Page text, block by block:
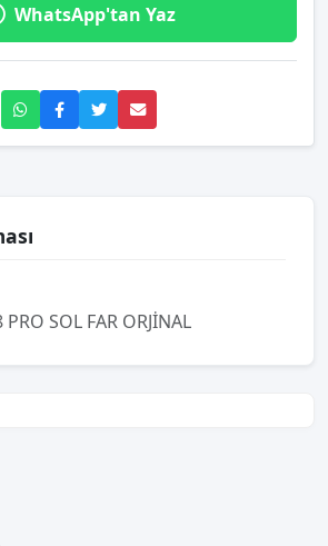
WhatsApp'tan Yaz
SOL FAR ORJİNAL